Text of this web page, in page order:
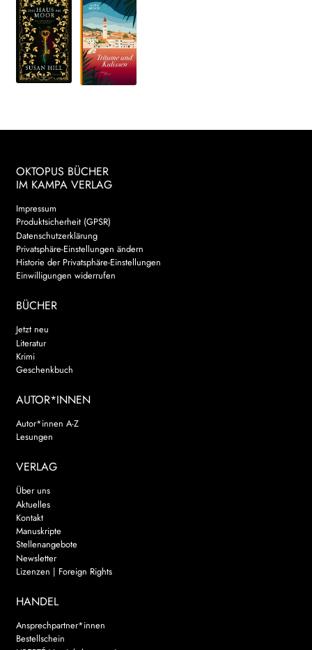
OKTOPUS BÜCHER
IM KAMPA VERLAG
Impressum
Produktsicherheit (GPSR)
Datenschutzerklärung
Privatsphäre-Einstellungen ändern
Historie der Privatsphäre-Einstellungen
Einwilligungen widerrufen
BÜCHER
Jetzt neu
Literatur
Krimi
Geschenkbuch
AUTOR*INNEN
Autor*innen A-Z
Lesungen
VERLAG
Über uns
Aktuelles
Kontakt
Manuskripte
Stellenangebote
Newsletter
Lizenzen | Foreign Rights
HANDEL
Ansprechpartner*innen
Bestellschein